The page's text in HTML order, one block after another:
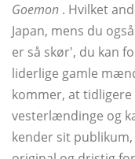
Goemon . Hvilket
Japan, mens du
er så skør', du kan
liderlige gamle
kommer, at
vesterlændinge og
kender sit